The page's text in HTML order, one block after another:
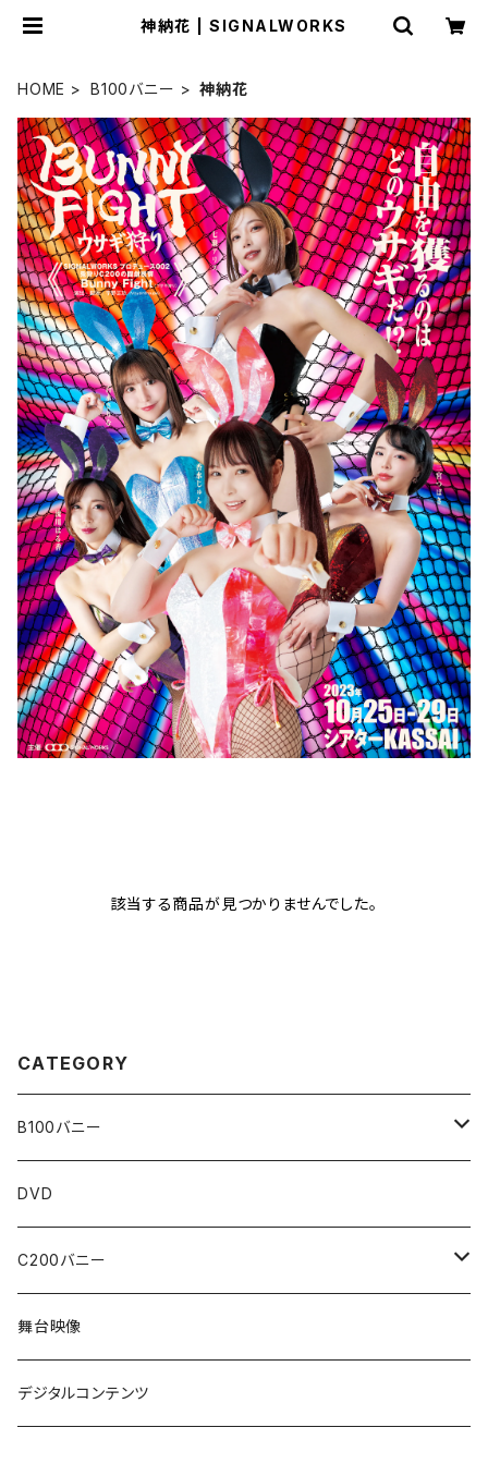
神納花 | SIGNALWORKS
HOME B100バニー 神納花
該当する商品が見つかりませんでした。
CATEGORY
B100バニー
WEBストア限定販売
神納花
森沢かな
架乃ゆら
DVD
C200バニー
香水じゅん
三宮つばき
舞台映像
デジタルコンテンツ